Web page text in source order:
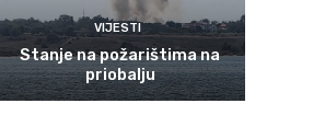
VIJESTI
Stanje na požarištima na
priobalju